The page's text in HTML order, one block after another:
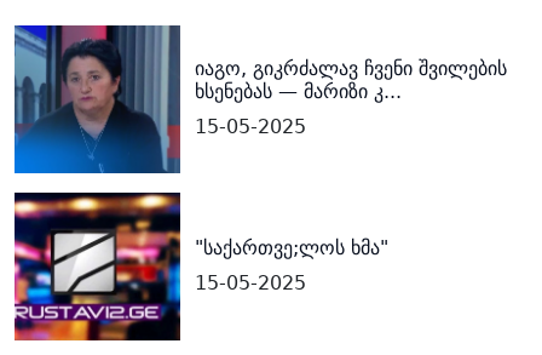
იაგო, გიკრძალავ ჩვენი შვილების
ხსენებას — მარიზი კ...
15-05-2025
"საქართვე;ლოს ხმა"
15-05-2025